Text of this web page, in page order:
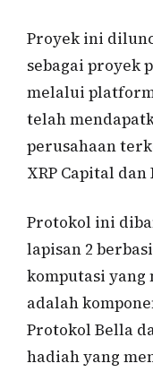
Proyek ini
sebagai proyek
melalui
telah
perusahaan
XRP Capital
Protokol ini
lapisan 2
komputasi yang
adalah
Protokol Bella
hadiah yang